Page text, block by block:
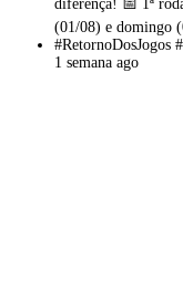
1 semana ago